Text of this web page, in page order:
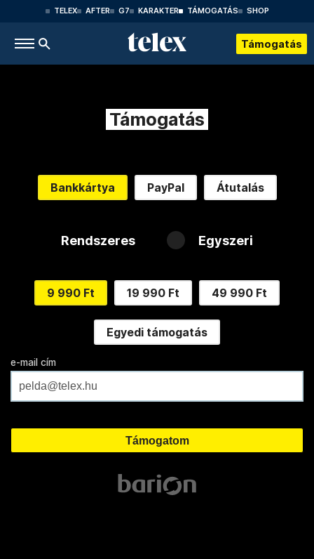
TELEX AFTER G7 KARAKTER TÁMOGATÁS SHOP
Támogatás
Támogatás
Bankkártya PayPal Átutalás
Rendszeres Egyszeri
9 990 Ft 19 990 Ft 49 990 Ft
Egyedi támogatás
e-mail cím